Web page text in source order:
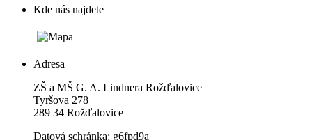
Kde nás najdete
Adresa
ZŠ a MŠ G. A. Lindnera Rožďalovice
Tyršova 278
289 34 Rožďalovice
Datová schránka: g6fpd9a